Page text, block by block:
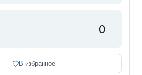
0
В избранное